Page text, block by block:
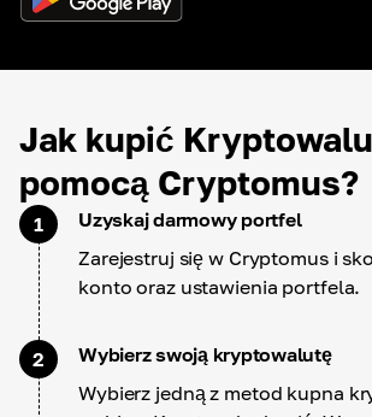
Jak kupić
pomocą Cryptomus?
1
Uzyskaj darmowy portfel
Zarejestruj się w Cryptomus i
konto oraz ustawienia portfela.
2
Wybierz swoją kryptowalutę
Wybierz jedną z metod kupna